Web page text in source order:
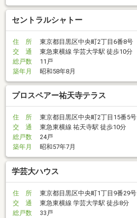
セントラルシャトー
住 所
東京都目黒区中央町2丁目6番8号
交 通
東急東横線 学芸大学駅 徒歩10分
総戸数
11戸
築年月
昭和58年8月
プロスペアー祐天寺テラス
住 所
東京都目黒区中央町2丁目15番5号
交 通
東急東横線 祐天寺駅 徒歩10分
総戸数
24戸
築年月
昭和57年7月
学芸大ハウス
住 所
東京都目黒区中央町1丁目9番29号
交 通
東急東横線 学芸大学駅 徒歩8分
総戸数
33戸